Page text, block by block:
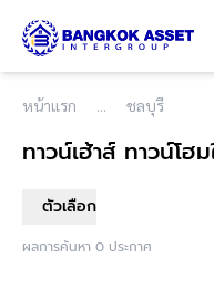
หน้าแรก ชลบุรี
ทาวน์เฮ้าส์ ทาวน์โฮม
ตัวเลือก
ผลการค้นหา 0 ประกาศ